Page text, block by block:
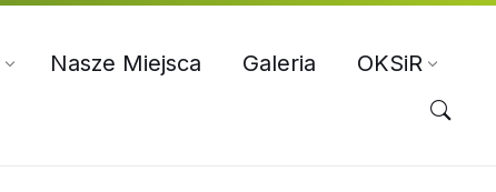
Nasze Miejsca Galeria OKSiR